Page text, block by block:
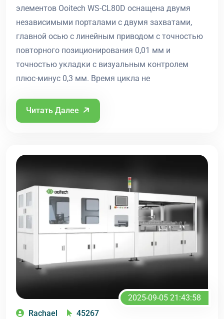
элементов Ooitech WS-CL80D оснащена двумя
независимыми порталами с двумя захватами,
главной осью с линейным приводом с точностью
повторного позиционирования 0,01 мм и
точностью укладки с визуальным контролем
плюс-минус 0,3 мм. Время цикла не
Читать Далее
2025-09-05 21:43:58
Rachael
45267